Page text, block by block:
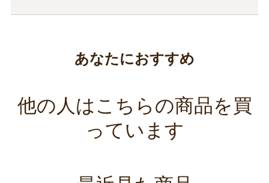
あなたにおすすめ
他の人はこちらの商品を買
っています